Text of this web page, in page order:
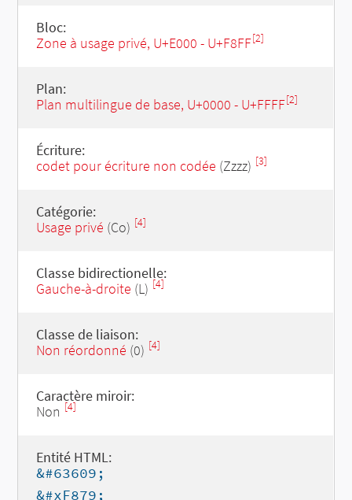
Bloc:
Zone à usage privé, U+E000 - U+F8FF[2]
Plan:
Plan multilingue de base, U+0000 - U+FFFF[2]
Écriture:
codet pour écriture non codée (Zzzz) [3]
Catégorie:
Usage privé (Co) [4]
Classe bidirectionelle:
Gauche-à-droite (L) [4]
Classe de liaison:
Non réordonné (0) [4]
Caractère miroir:
Non [4]
Entité HTML:
&#63609;
&#xF879;